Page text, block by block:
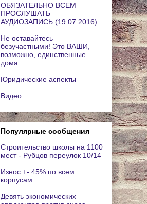
ОБЯЗАТЕЛЬНО ВСЕМ
ПРОСЛУШАТЬ
АУДИОЗАПИСЬ (19.07.2016)
Не оставайтесь
безучастными! Это ВАШИ,
возможно, единственные
дома.
Юридические аспекты
Видео
Популярные сообщения
Строительство школы на 1100
мест - Рубцов переулок 10/14
Износ +- 45% по всем
корпусам
Девять экономических